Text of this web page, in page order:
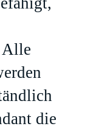
Alle
die